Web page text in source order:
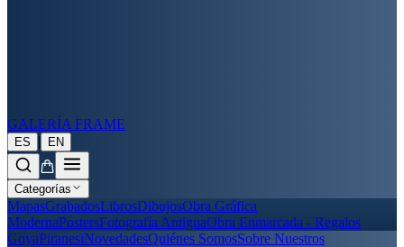
GALERÍA FRAME
ES | EN
Categorías
MapasGrabadosLibrosDibujosObra Gráfica
ModernaPostersFotografía AntiguaObra Enmarcada - Regalos
GoyaPiranesiNovedadesQuiénes SomosSobre Nuestros